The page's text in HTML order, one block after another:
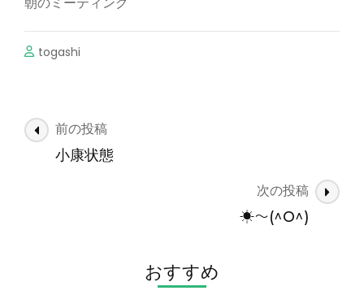
togashi
投
稿
前の投稿
小康状態
次の投稿
☀～(^O^)
おすすめ